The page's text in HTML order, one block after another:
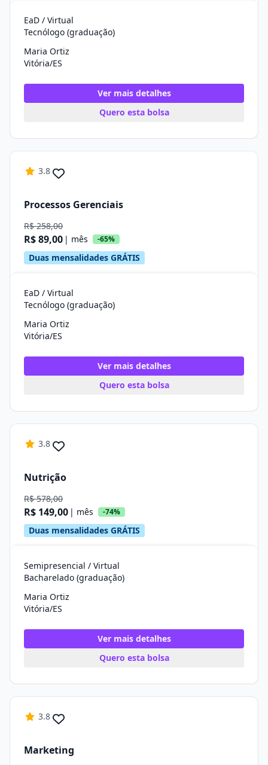
EaD / Virtual
Tecnólogo (graduação)
Maria Ortiz
Vitória/ES
Ver mais detalhes
Quero esta bolsa
3.8
Processos Gerenciais
R$ 258,00
R$ 89,00 | mês -65%
Duas mensalidades GRÁTIS
EaD / Virtual
Tecnólogo (graduação)
Maria Ortiz
Vitória/ES
Ver mais detalhes
Quero esta bolsa
3.8
Nutrição
R$ 578,00
R$ 149,00 | mês -74%
Duas mensalidades GRÁTIS
Semipresencial / Virtual
Bacharelado (graduação)
Maria Ortiz
Vitória/ES
Ver mais detalhes
Quero esta bolsa
3.8
Marketing